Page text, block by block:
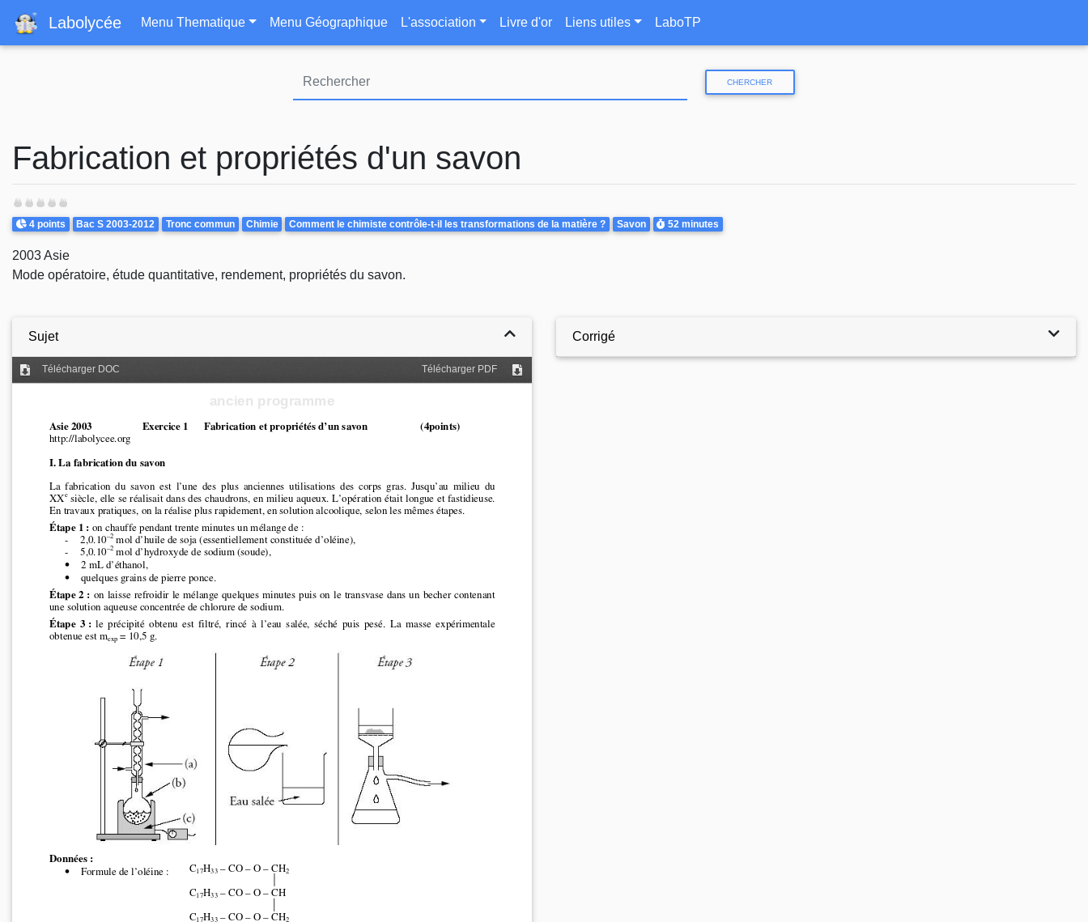
au
contenu
Labolycée Navigation principale
Menu Thematique Menu Géographique L'association Livre d'or Liens utiles LaboTP
CHERCHER
Fabrication et propriétés d'un savon
Points
4 points Theme
Bac S 2003-2012 Tronc commun Chimie Comment le chimiste contrôle-t-il les transformations de la matière ? Savon Durée
52 minutes
2003 Asie
Mode opératoire, étude quantitative, rendement, propriétés du savon.
Sujet Corrigé